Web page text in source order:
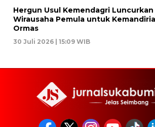
Hergun Usul Kemendagri Luncurkan
Wirausaha Pemula untuk
Ormas
30 Juli 2026 | 15:09 WIB